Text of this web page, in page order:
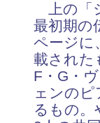
上の「
最初期の
ページに
載された
F・G・
ェンの
るもの。